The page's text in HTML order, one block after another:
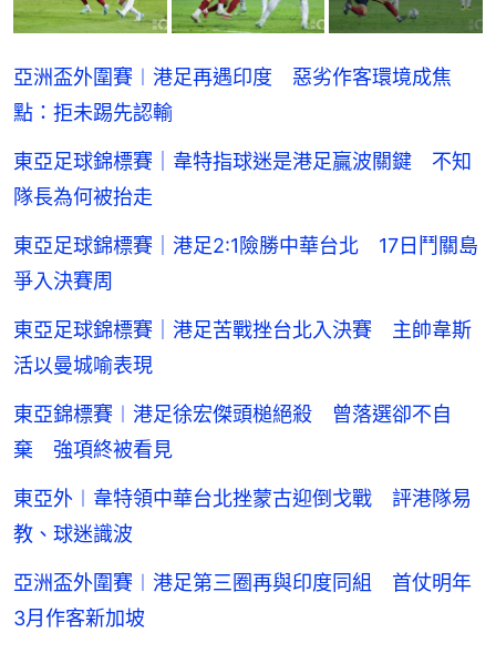
亞洲盃外圍賽︱港足再遇印度 惡劣作客環境成焦
點：拒未踢先認輸
東亞足球錦標賽｜韋特指球迷是港足贏波關鍵 不知
隊長為何被抬走
東亞足球錦標賽｜港足2:1險勝中華台北 17日鬥關島
爭入決賽周
東亞足球錦標賽｜港足苦戰挫台北入決賽 主帥韋斯
活以曼城喻表現
東亞錦標賽︱港足徐宏傑頭槌絕殺 曾落選卻不自
棄 強項終被看見
東亞外︱韋特領中華台北挫蒙古迎倒戈戰 評港隊易
教、球迷識波
亞洲盃外圍賽︱港足第三圈再與印度同組 首仗明年
3月作客新加坡